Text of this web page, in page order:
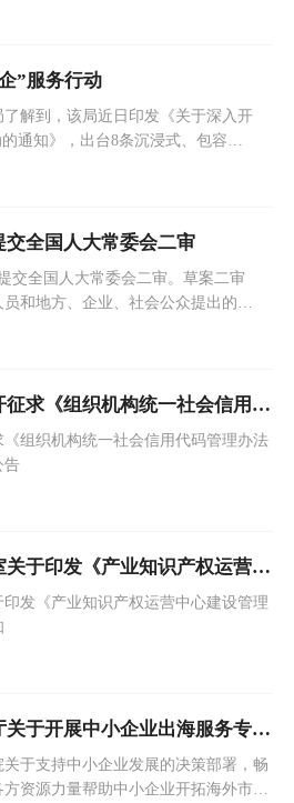
”服务行动
解到，该局近日印发《关于深入开
通知》，出台8条沉浸式、包容
交全国人大常委会二审
交全国人大常委会二审。草案二审
和地方、企业、社会公众提出的进
市场监管总局关于公开征求《组织机构统一社会信用代码管理办法（征求意见稿）》意见的公告
组织机构统一社会信用代码管理办法
告
国家知识产权局办公室关于印发《产业知识产权运营中心建设管理工作指引（暂行）》的通知
发《产业知识产权运营中心建设管理
工业和信息化部办公厅关于开展中小企业出海服务专项行动的通知
于支持中小企业发展的决策部署，畅
资源力量帮助中小企业开拓海外市